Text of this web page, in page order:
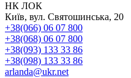
НК ЛОК
Київ, вул. Святошинська, 20
+38(066) 06 07 800
+38(068) 06 07 800
+38(093) 133 33 86
+38(098) 133 33 86
arlanda@ukr.net